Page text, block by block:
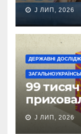
J ЛИП, 2026
ДЕРЖАВНІ
99
J ЛИП, 2026